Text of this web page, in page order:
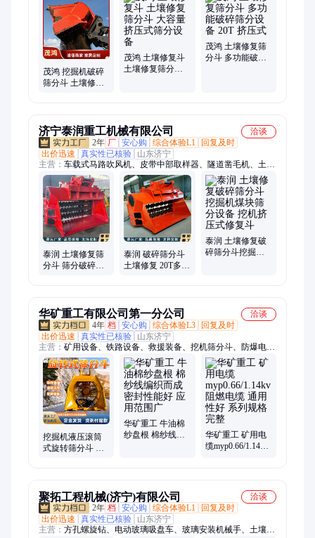
茂鸿 挖掘机破碎
筛分斗 土壤修复
茂鸿 土壤修复斗
土壤修复筛分斗
茂鸿 土壤修复筛
分斗 多功能破碎
济宁泰润重工机械有限公司
洽谈
2年 厂 安心购 综合体验L1
回复及时
出价迅速
真实性已核验
山东济宁
主营： 车载式马路吹风机、皮带中部取样器、隧道凿毛机、土壤
修复筛分斗、玻璃安装机械手、全自动升降柱、液压拔管机、洗
车槽、清淤机器人、龙门压力机、智能套丝机、短管置换、锚索
切割机、履带遥控绳锯机、电动绳锯机、树枝粉碎机、水泥道口
板、手动液压剪扩钳、箱式喷砂机、不锈钢水喷砂机、三滚轴摊
铺机、电液推杆、管道喷涂机器人、无动力吸盘、履带马路切割
机
泰润 土壤修复筛
分斗 筛分破碎斗
泰润 破碎筛分斗
土壤修复 20T多功
泰润 土壤修复破
碎筛分斗挖掘机
华矿重工有限公司第一分公司
洽谈
4年 档 安心购 综合体验L3
回复及时
出价迅速
真实性已核验
山东济宁
主营： 矿用设备、铁路设备、救援装备、挖机筛分斗、防爆电
器、路面机械、工程机械
挖掘机液压滚筒
式旋转筛分斗 多
华矿重工 牛油棉
纱盘根 棉纱线编
华矿重工 矿用电
缆myp0.66/1.14kv
聚拓工程机械(济宁)有限公司
洽谈
2年 档 安心购 综合体验L1
回复及时
出价迅速
真实性已核验
山东济宁
主营： 方孔螺旋钻、电动玻璃吸盘车、玻璃安装机械手、土壤筛